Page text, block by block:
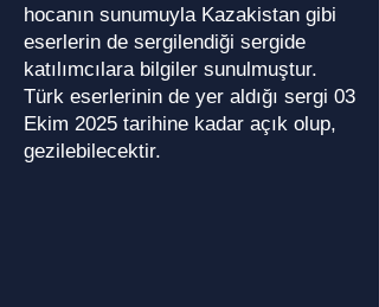
hocanın sunumuyla Kazakistan gibi
eserlerin de sergilendiği sergide
katılımcılara bilgiler sunulmuştur.
Türk eserlerinin de yer aldığı sergi 03
Ekim 2025 tarihine kadar açık olup,
gezilebilecektir.